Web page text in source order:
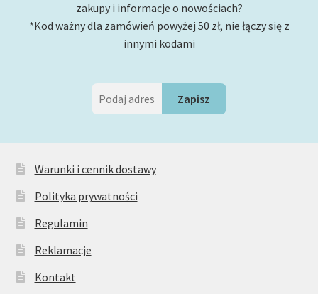
zakupy i informacje o nowościach?
*Kod ważny dla zamówień powyżej 50 zł, nie łączy się z
innymi kodami
Warunki i cennik dostawy
Polityka prywatności
Regulamin
Reklamacje
Kontakt